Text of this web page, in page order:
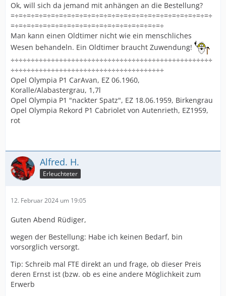
Ok, will sich da jemand mit anhängen an die Bestellung?
=÷=÷=÷=÷=÷=÷=÷=÷=÷=÷=÷=÷=÷=÷=÷=÷=÷=÷=÷=÷=÷=÷=÷=÷=÷
=÷=÷=÷=÷=÷=÷=÷=÷=÷=÷=÷=÷=÷=÷=÷=÷=÷=÷=÷
Man kann einen Oldtimer nicht wie ein menschliches
Wesen behandeln. Ein Oldtimer braucht Zuwendung!
÷÷÷÷÷÷÷÷÷÷÷÷÷÷÷÷÷÷÷÷÷÷÷÷÷÷÷÷÷÷÷÷÷÷÷÷÷÷÷÷÷÷÷÷÷÷÷÷÷÷
÷÷÷÷÷÷÷÷÷÷÷÷÷÷÷÷÷÷÷÷÷÷÷÷÷÷÷÷÷÷÷÷÷÷÷÷÷÷
Opel Olympia P1 CarAvan, EZ 06.1960,
Koralle/Alabastergrau, 1,7l
Opel Olympia P1 "nackter Spatz", EZ 18.06.1959, Birkengrau
Opel Olympia Rekord P1 Cabriolet von Autenrieth, EZ1959,
rot
Alfred. H.
Erleuchteter
12. Februar 2024 um 19:05
Guten Abend Rüdiger,
wegen der Bestellung: Habe ich keinen Bedarf, bin
vorsorglich versorgt.
Tip: Schreib mal FTE direkt an und frage, ob dieser Preis
deren Ernst ist (bzw. ob es eine andere Möglichkeit zum
Erwerb